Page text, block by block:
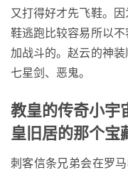
又打得好才先飞鞋。
鞋逃跑比较容易所以
加战斗的。赵云的神装
七星剑、恶鬼。
教皇的传奇小宇
皇旧居的那个宝
刺客信条兄弟会在罗